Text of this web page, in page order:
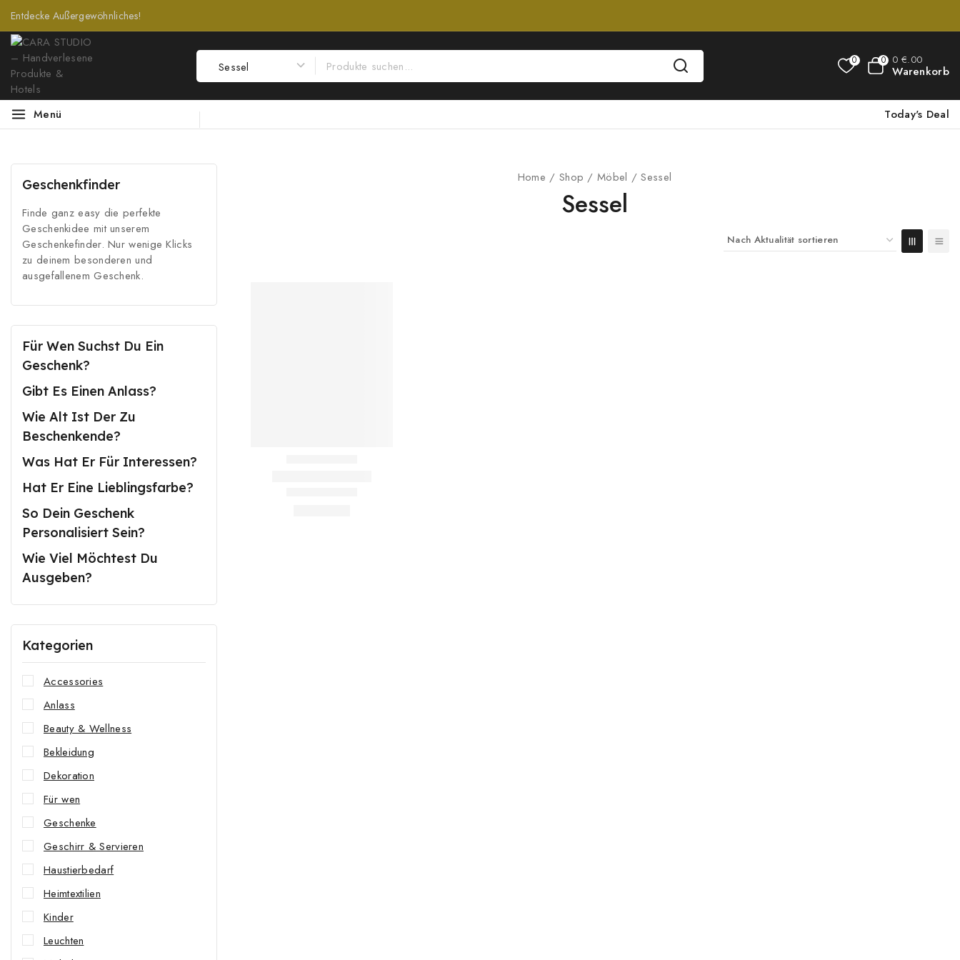
Entdecke Außergewöhnliches!
0 0 0 €.00
Warenkorb
Menü Today's Deal
Home / Shop / Möbel / Sessel
Sessel
Geschenkfinder
Finde ganz easy die perfekte
Geschenkidee mit unserem
Geschenkefinder. Nur wenige Klicks
zu deinem besonderen und
ausgefallenem Geschenk.
Für Wen Suchst Du Ein
Geschenk?
Gibt Es Einen Anlass?
Wie Alt Ist Der Zu
Beschenkende?
Was Hat Er Für Interessen?
Hat Er Eine Lieblingsfarbe?
So Dein Geschenk
Personalisiert Sein?
Wie Viel Möchtest Du
Ausgeben?
Kategorien
Accessories
Anlass
Beauty & Wellness
Bekleidung
Dekoration
Für wen
Geschenke
Geschirr & Servieren
Haustierbedarf
Heimtextilien
Kinder
Leuchten